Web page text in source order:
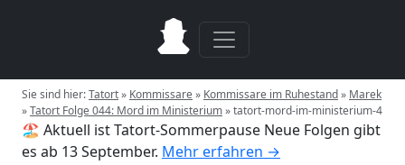
Sie sind hier:Tatort» Kommissare» Kommissare im Ruhestand» Marek
»Tatort Folge 044: Mord im Ministerium»tatort-mord-im-ministerium-4
🏖️ Aktuell ist Tatort-Sommerpause Neue Folgen gibt
es ab 13 September. Mehr erfahren →